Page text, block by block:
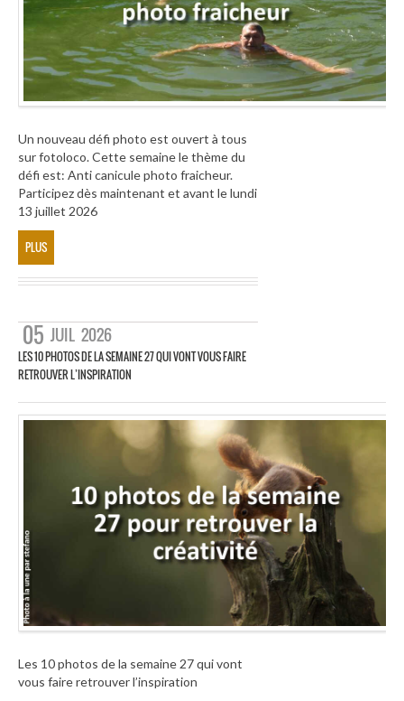
Un nouveau défi photo est ouvert à tous
sur fotoloco. Cette semaine le thème du
défi est: Anti canicule photo fraicheur.
Participez dès maintenant et avant le lundi
13 juillet 2026
PLUS
05 JUIL 2026
LES 10 PHOTOS DE LA SEMAINE 27 QUI VONT VOUS FAIRE
RETROUVER L’INSPIRATION
Les 10 photos de la semaine 27 qui vont
vous faire retrouver l’inspiration